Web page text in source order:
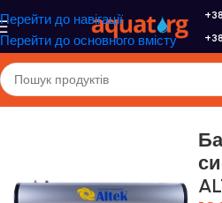
Перейти до навігації
Перейти до основного вмісту
Головна/Altek/Геліосистеми/